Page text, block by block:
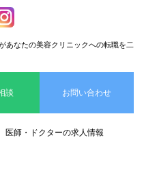
あなたの美容クリニックへの転職を二
談 お問い合わせ
医師・ドクターの求人情報